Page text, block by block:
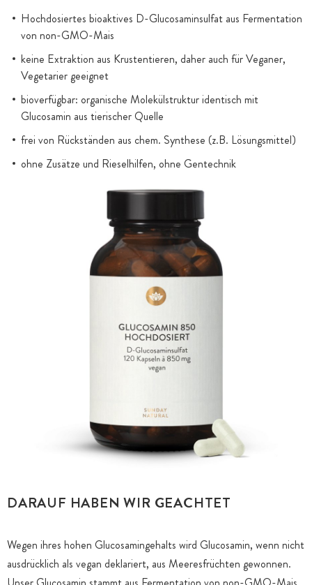
Hochdosiertes bioaktives D-Glucosaminsulfat aus Fermentation
von non-GMO-Mais
keine Extraktion aus Krustentieren, daher auch für Veganer,
Vegetarier geeignet
bioverfügbar: organische Molekülstruktur identisch mit
Glucosamin aus tierischer Quelle
frei von Rückständen aus chem. Synthese (z.B. Lösungsmittel)
ohne Zusätze und Rieselhilfen, ohne Gentechnik
DARAUF HABEN WIR GEACHTET
Wegen ihres hohen Glucosamingehalts wird Glucosamin, wenn nicht
ausdrücklich als vegan deklariert, aus Meeresfrüchten gewonnen.